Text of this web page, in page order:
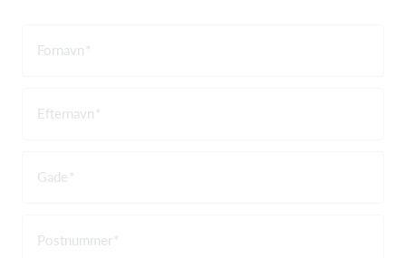
Fornavn
Efternavn
Gade
Postnummer